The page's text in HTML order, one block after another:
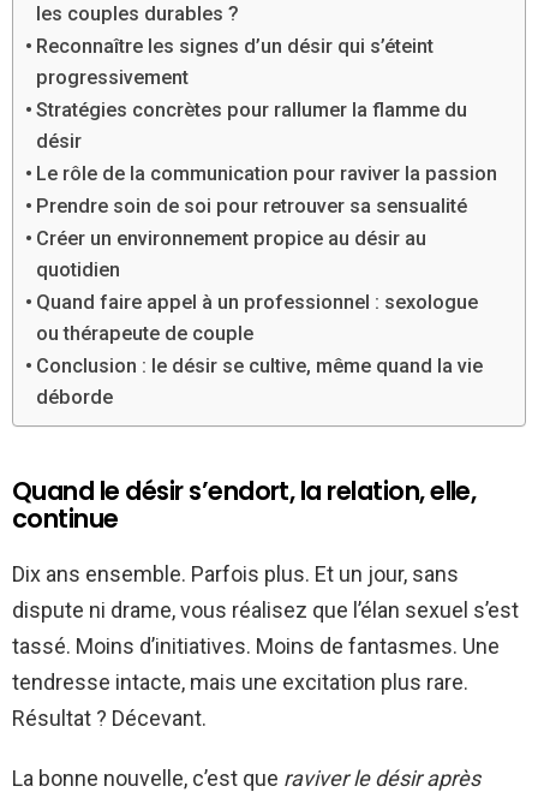
les couples durables ?
Reconnaître les signes d’un désir qui s’éteint
progressivement
Stratégies concrètes pour rallumer la flamme du
désir
Le rôle de la communication pour raviver la passion
Prendre soin de soi pour retrouver sa sensualité
Créer un environnement propice au désir au
quotidien
Quand faire appel à un professionnel : sexologue
ou thérapeute de couple
Conclusion : le désir se cultive, même quand la vie
déborde
Quand le désir s’endort, la relation, elle,
continue
Dix ans ensemble. Parfois plus. Et un jour, sans
dispute ni drame, vous réalisez que l’élan sexuel s’est
tassé. Moins d’initiatives. Moins de fantasmes. Une
tendresse intacte, mais une excitation plus rare.
Résultat ? Décevant.
La bonne nouvelle, c’est que raviver le désir après